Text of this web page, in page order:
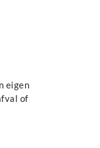
eigen
of